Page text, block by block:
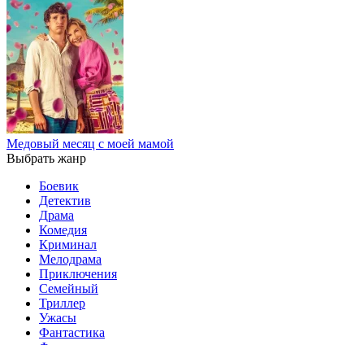
Медовый месяц с моей мамой
Выбрать жанр
Боевик
Детектив
Драма
Комедия
Криминал
Мелодрама
Приключения
Семейный
Триллер
Ужасы
Фантастика